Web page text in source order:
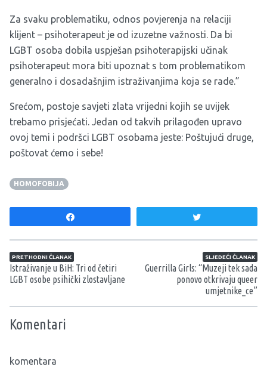
Za svaku problematiku, odnos povjerenja na relaciji
klijent – psihoterapeut je od izuzetne važnosti. Da bi
LGBT osoba dobila uspješan psihoterapijski učinak
psihoterapeut mora biti upoznat s tom problematikom
generalno i dosadašnjim istraživanjima koja se rade.”
Srećom, postoje savjeti zlata vrijedni kojih se uvijek
trebamo prisjećati. Jedan od takvih prilagođen upravo
ovoj temi i podršci LGBT osobama jeste: Poštujući druge,
poštovat ćemo i sebe!
HOMOFOBIJA
Navigacija članaka
PRETHODNI ČLANAK
Istraživanje u BiH: Tri od četiri
LGBT osobe psihički zlostavljane
SLJEDEĆI ČLANAK
Guerrilla Girls: “Muzeji tek sada
ponovo otkrivaju queer
umjetnike_ce”
Komentari
komentara